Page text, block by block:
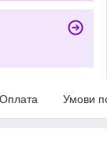
Оплата Умови